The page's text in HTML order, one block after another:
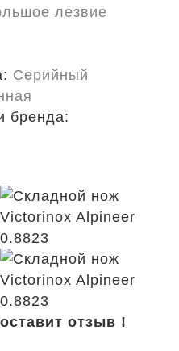
лезвие
Серийный
бренда:
отзыв !